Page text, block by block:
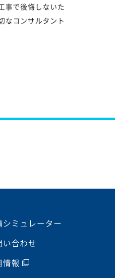
事で後悔しないた
なコンサルタント
シミュレーター
い合わせ
情報